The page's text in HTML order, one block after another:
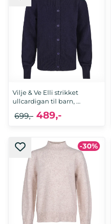
Vilje & Ve Elli strikket
ullcardigan til barn, ...
489,-
699,-
-30%